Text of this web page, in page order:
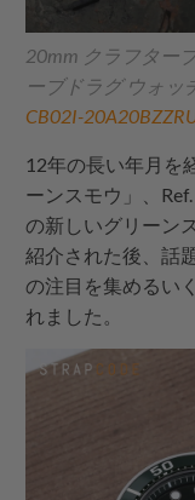
20mm クラフター
ーブドラグ ウォッ
CB02I-
12年の長い年月を
ーンスモウ」、
の新しいグリーン
紹介された後、話
の注目を集めるい
れました。